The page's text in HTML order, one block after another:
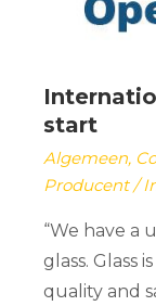
start
Algemeen,
Producent /
“We have a
glass. Glass
quality and